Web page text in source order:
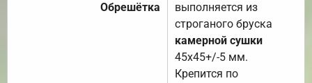
Обрешётка
выполняется из
строганого бруска
камерной сушки
45х45+/-5 мм.
Крепится по